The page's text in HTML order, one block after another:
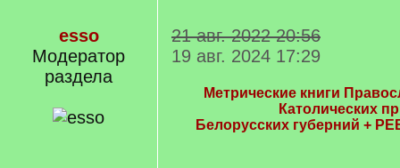
esso
Модератор
раздела
21 авг. 2022 20:56
19 авг. 2024 17:29
Метрические книги
Католических
Белорусских губерний +